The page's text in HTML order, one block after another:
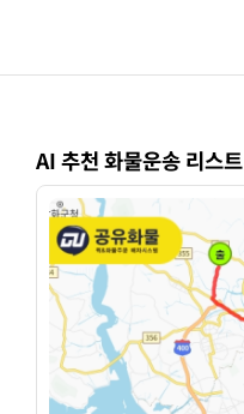
AI 추천 화물운송 리스트